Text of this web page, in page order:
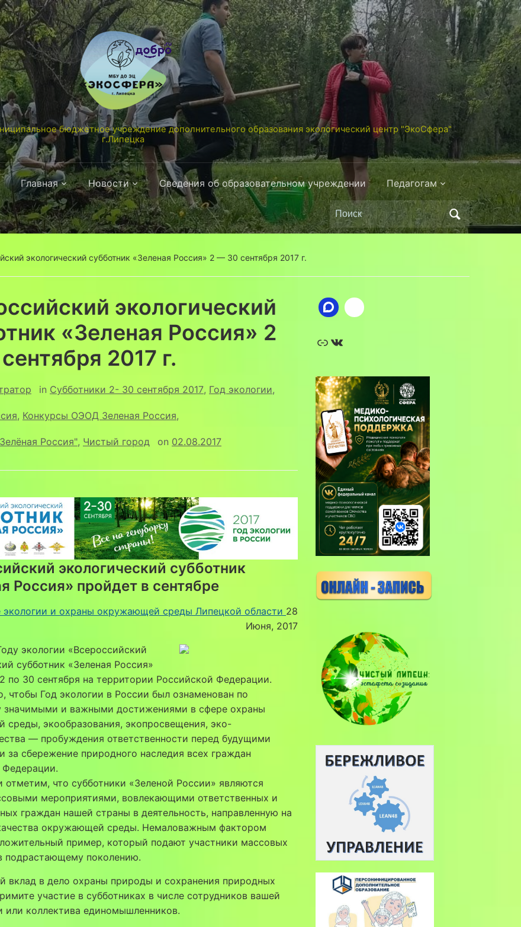
бюджетное учреждение дополнительного образования экологический центр "ЭкоСфера"
г.Липецка
Главная Новости Сведения об образовательном учреждении Педагогам
Поиск
по:
экологический субботник «Зеленая Россия» 2 — 30 сентября 2017 г.
экологический
«Зеленая Россия» 2
2017 г.
in Cубботники 2- 30 сентября 2017, Год экологии,
, Конкурсы ОЭОД Зеленая Россия,
Россия", Чистый город on 02.08.2017
экологический субботник
Россия» пройдет в сентябре
экологии и охраны окружающей среды Липецкой области 28
Июня, 2017
экологии «Всероссийский
субботник «Зеленая Россия»
по 30 сентября на территории Российской Федерации.
чтобы Год экологии в России был ознаменован по
значимыми и важными достижениями в сфере охраны
экообразования, экопросвещения, эко-
— пробуждения ответственности перед будущими
за сбережение природного наследия всех граждан
Федерации.
отметим, что субботники «Зеленой России» являются
мероприятиями, вовлекающими ответственных и
граждан нашей страны в деятельность, направленную на
окружающей среды. Немаловажным фактором
пример, который подают участники массовых
подрастающему поколению.
вклад в дело охраны природы и сохранения природных
участие в субботниках в числе сотрудников вашей
или коллектива единомышленников.
Ссылка